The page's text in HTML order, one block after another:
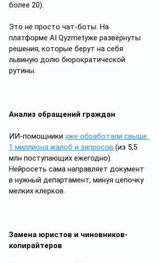
более 20).
Это не просто чат-боты. На
платформе AI Qyzmetуже развёрнуты
решения, которые берут на себя
львиную долю бюрократической
рутины.
Анализ обращений граждан
ИИ-помощники уже обработали свыше
1 миллиона жалоб и запросов (из 5,5
млн поступающих ежегодно).
Нейросеть сама направляет документ
в нужный департамент, минуя цепочку
мелких клерков.
Замена юристов и чиновников-
копирайтеров